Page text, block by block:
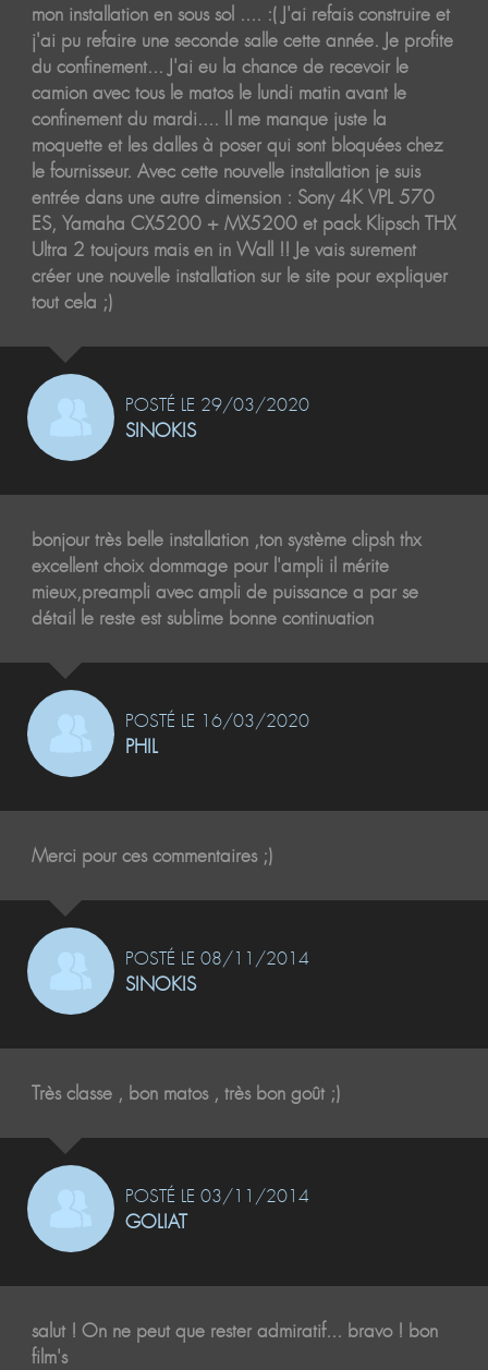
mon installation en sous sol .... :( J'ai refais construire et
j'ai pu refaire une seconde salle cette année. Je profite
du confinement... J'ai eu la chance de recevoir le
camion avec tous le matos le lundi matin avant le
confinement du mardi.... Il me manque juste la
moquette et les dalles à poser qui sont bloquées chez
le fournisseur. Avec cette nouvelle installation je suis
entrée dans une autre dimension : Sony 4K VPL 570
ES, Yamaha CX5200 + MX5200 et pack Klipsch THX
Ultra 2 toujours mais en in Wall !! Je vais surement
créer une nouvelle installation sur le site pour expliquer
tout cela ;)
POSTÉ LE 29/03/2020
SINOKIS
bonjour très belle installation ,ton système clipsh thx
excellent choix dommage pour l'ampli il mérite
mieux,preampli avec ampli de puissance a par se
détail le reste est sublime bonne continuation
POSTÉ LE 16/03/2020
PHIL
Merci pour ces commentaires ;)
POSTÉ LE 08/11/2014
SINOKIS
Très classe , bon matos , très bon goût ;)
POSTÉ LE 03/11/2014
GOLIAT
salut ! On ne peut que rester admiratif... bravo ! bon
film's